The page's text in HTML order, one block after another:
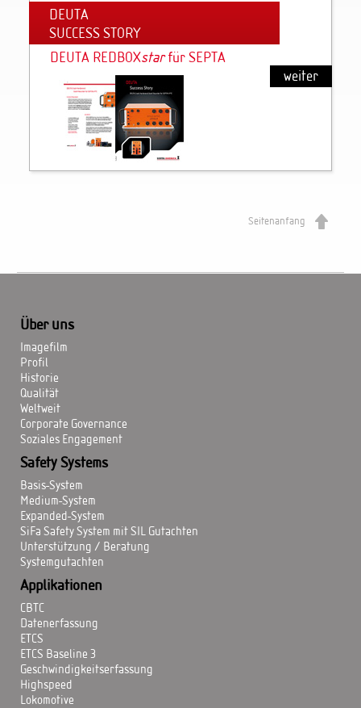
DEUTA
SUCCESS STORY
DEUTA REDBOXstarfür SEPTA
weiter
Seitenanfang
Über uns
Imagefilm
Profil
Historie
Qualität
Weltweit
Corporate Governance
Soziales Engagement
Safety Systems
Basis-System
Medium-System
Expanded-System
SiFa Safety System mit SIL Gutachten
Unterstützung / Beratung
Systemgutachten
Applikationen
CBTC
Datenerfassung
ETCS
ETCS Baseline 3
Geschwindigkeitserfassung
Highspeed
Lokomotive